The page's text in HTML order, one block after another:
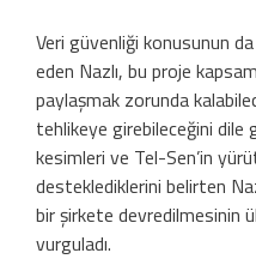
Veri güvenliği konusunun da
eden Nazlı, bu proje
paylaşmak zorunda
tehlikeye girebileceğini dile
kesimleri ve Tel-Sen’in
desteklediklerini belirten
bir şirkete devredilmesinin
vurguladı.